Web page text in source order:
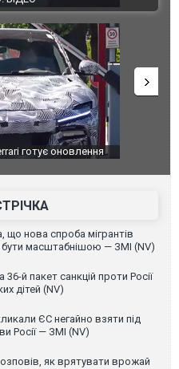
готує оновлення
ВІДЕО
Вийшов
фільму
що нова спроба мігрантів
масштабнішою — ЗМІ (NV)
й пакет санкцій проти Росії
дітей (NV)
ЄС негайно взяти під
Росії — ЗМІ (NV)
як врятувати врожай